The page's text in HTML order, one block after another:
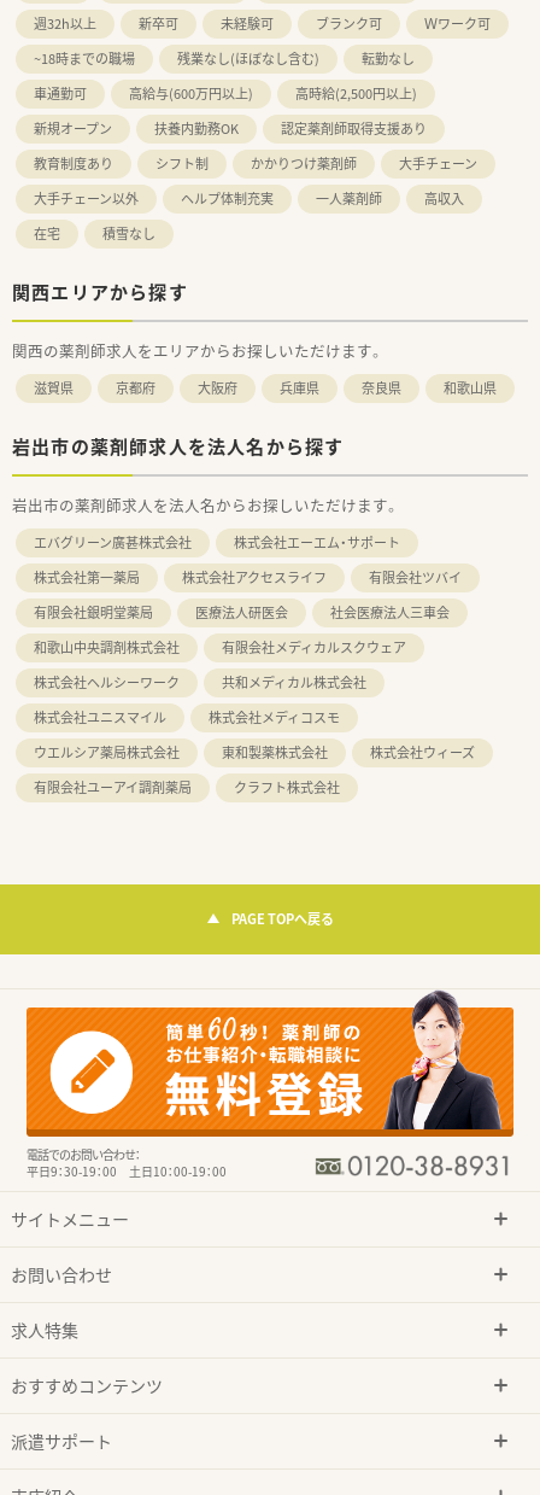
週32h以上
新卒可 未経験可 ブランク可
Ｗワーク可
~18時までの職場
残業なし(ほぼなし含む)
転勤なし
車通勤可
高給与(600万円以上)
高時給(2,500円以上)
新規オープン
扶養内勤務OK
認定薬剤師取得支援あり
教育制度あり
シフト制 かかりつけ薬剤師
大手チェーン
大手チェーン以外
ヘルプ体制充実 一人薬剤師
高収入
在宅
積雪なし
関西エリアから探す
関西の薬剤師求人をエリアからお探しいただけます。
滋賀県 京都府 大阪府 兵庫県 奈良県 和歌山県
岩出市の薬剤師求人を法人名から探す
岩出市の薬剤師求人を法人名からお探しいただけます。
エバグリーン廣甚株式会社
株式会社エーエム・サポート
株式会社第一薬局
株式会社アクセスライフ
有限会社ツバイ
有限会社銀明堂薬局
医療法人研医会
社会医療法人三車会
和歌山中央調剤株式会社
有限会社メディカルスクウェア
株式会社ヘルシーワーク
共和メディカル株式会社
株式会社ユニスマイル
株式会社メディコスモ
ウエルシア薬局株式会社
東和製薬株式会社
株式会社ウィーズ
有限会社ユーアイ調剤薬局
クラフト株式会社
PAGE TOPへ戻る
電話でのお問い合わせ：
平日9：30-19：00 土日10：00-19：00
サイトメニュー
お問い合わせ
求人特集
おすすめコンテンツ
派遣サポート